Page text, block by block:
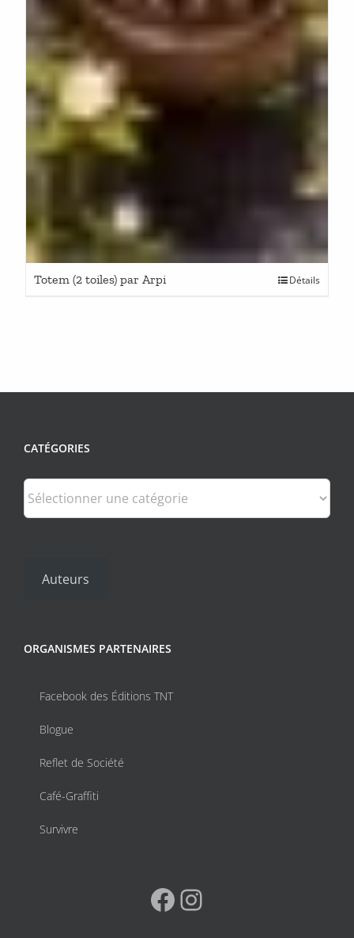
Totem (2 toiles) par Arpi Détails
CATÉGORIES
Catégories
Auteurs
ORGANISMES PARTENAIRES
Facebook des Éditions TNT
Blogue
Reflet de Société
Café-Graffiti
Survivre
Facebook